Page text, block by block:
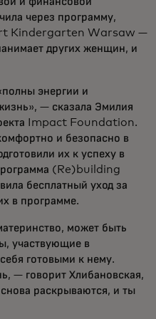
через программу,
Kindergarten Warsaw —
других женщин, и
энергии и
— сказала Эмилия
Impact Foundation.
и безопасно в
их к успеху в
(Re)building
бесплатный уход за
в программе.
может быть
участвующие в
готовыми к нему.
— говорит Хлибановская,
раскрываются, и ты